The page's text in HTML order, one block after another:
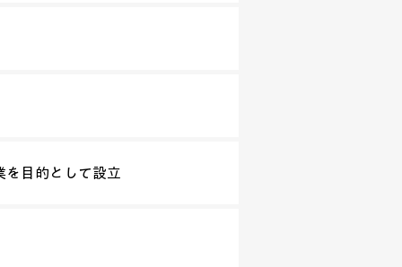
を目的として設立